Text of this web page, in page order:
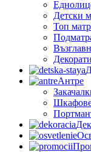
Детски
Топ
Антре
Шкафове